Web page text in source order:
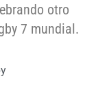
otro
7 mundial.